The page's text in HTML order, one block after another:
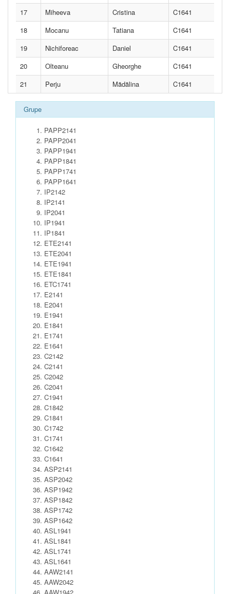
17
Miheeva Cristina
C1641
18
Mocanu Tatiana
C1641
19
Nichiforeac Daniel
C1641
20
Olteanu Gheorghe
C1641
21
Perju Mădălina C1641
Grupe
PAPP2141
PAPP2041
PAPP1941
PAPP1841
PAPP1741
PAPP1641
IP2142
IP2141
IP2041
IP1941
IP1841
ETE2141
ETE2041
ETE1941
ETE1841
ETC1741
E2141
E2041
E1941
E1841
E1741
E1641
C2142
C2141
C2042
C2041
C1941
C1842
C1841
C1742
C1741
C1642
C1641
ASP2141
ASP2042
ASP1942
ASP1842
ASP1742
ASP1642
ASL1941
ASL1841
ASL1741
ASL1641
AAW2141
AAW2042